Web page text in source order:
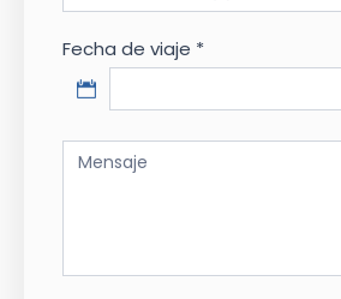
Fecha de viaje *